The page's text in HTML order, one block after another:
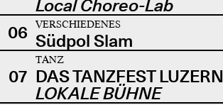
Local Choreo-Lab
06
VERSCHIEDENES
Südpol Slam
07
TANZ
DAS TANZFEST
LOKALE BÜHNE